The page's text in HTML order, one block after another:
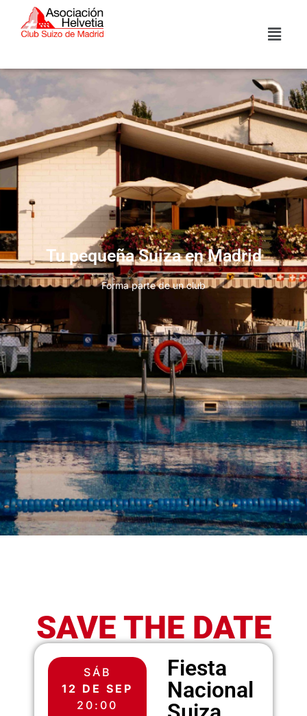
Tu pequeña Suiza en Madrid
Forma parte de un club
SAVE THE DATE
SÁB
12 DE SEP
20:00
Fiesta
Nacional